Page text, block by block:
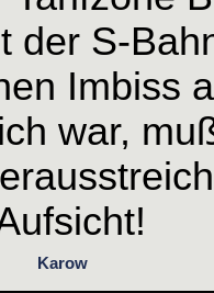
der S-
Imbiss
war,
Karow